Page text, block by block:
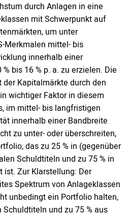
durch Anlagen in eine
mit Schwerpunkt auf
um unter
Merkmalen mittel- bis
innerhalb einer
bis 16 % p. a. zu erzielen. Die
Kapitalmärkte durch den
wichtiger Faktor in diesem
im mittel- bis langfristigen
innerhalb einer Bandbreite
zu unter- oder überschreiten,
das zu 25 % in (gegenüber
Schuldtiteln und zu 75 % in
Zur Klarstellung: Der
Spektrum von Anlageklassen
unbedingt ein Portfolio halten,
und zu 75 % aus